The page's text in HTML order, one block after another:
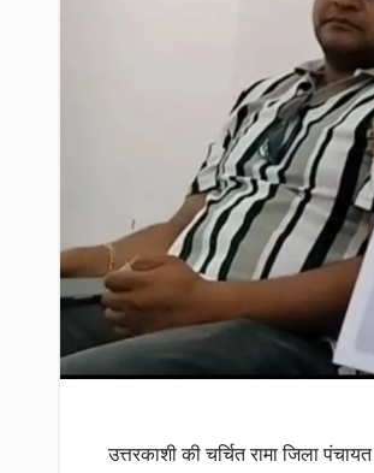
उत्तरकाशी की चर्चित रामा जिला